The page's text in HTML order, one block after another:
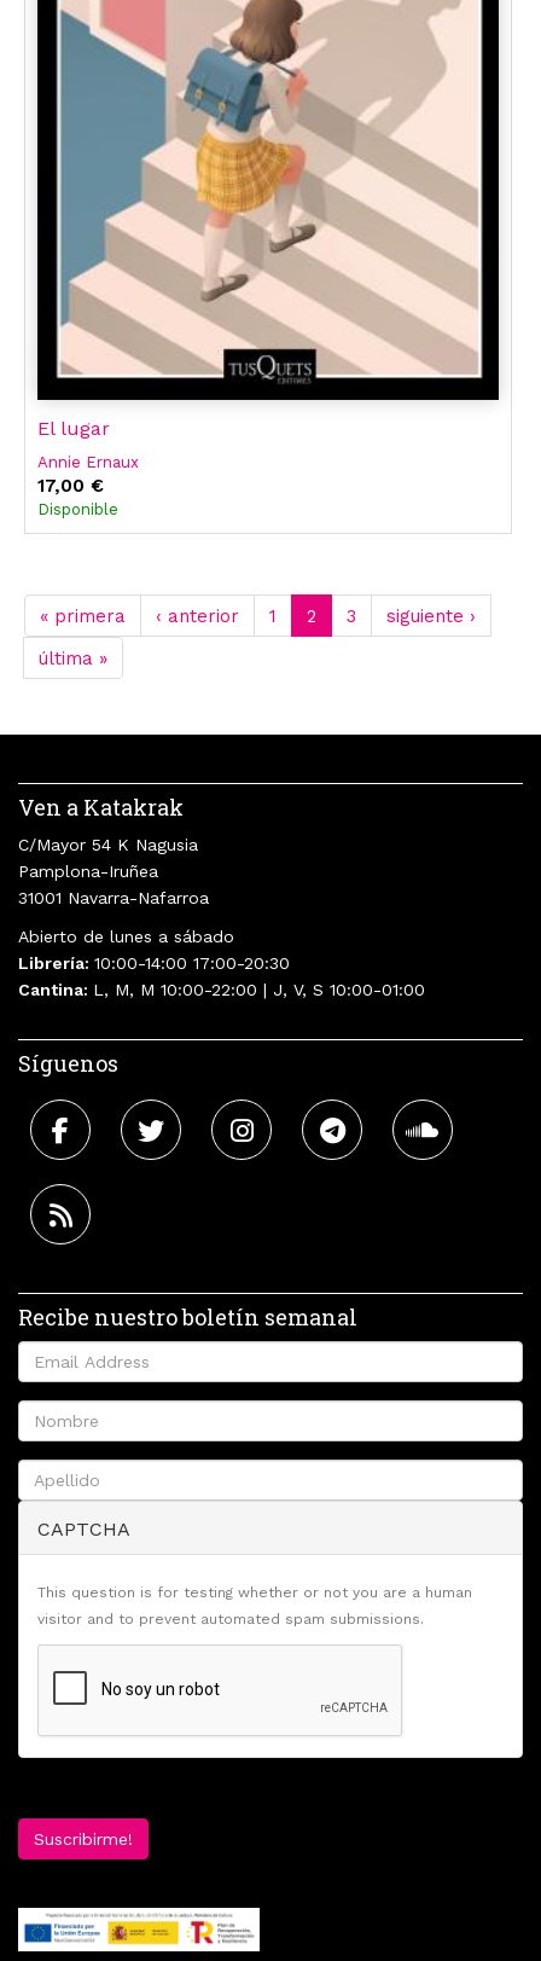
El lugar
Annie Ernaux
17,00 €
Disponible
« primera ‹ anterior 1 2 3
siguiente ›
última »
Ven a Katakrak
C/Mayor 54 K Nagusia
Pamplona-Iruñea
31001 Navarra-Nafarroa
Abierto de lunes a sábado
Librería: 10:00-14:00 17:00-20:30
Cantina: L, M, M 10:00-22:00 | J, V, S 10:00-01:00
Síguenos
Recibe nuestro boletín semanal
CAPTCHA
This question is for testing whether or not you are a human
visitor and to prevent automated spam submissions.
Suscribirme!